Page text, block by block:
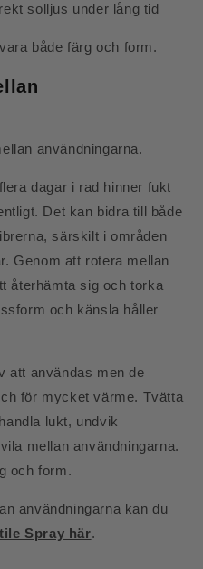
solljus under lång tid
både färg och form.
användningarna.
dagar i rad hinner fukt
Det kan bidra till både
särskilt i områden
Genom att rotera mellan
återhämta sig och torka
och känsla håller
att användas men de
för mycket värme. Tvätta
lukt, undvik
mellan användningarna.
och form.
användningarna kan du
Spray här.